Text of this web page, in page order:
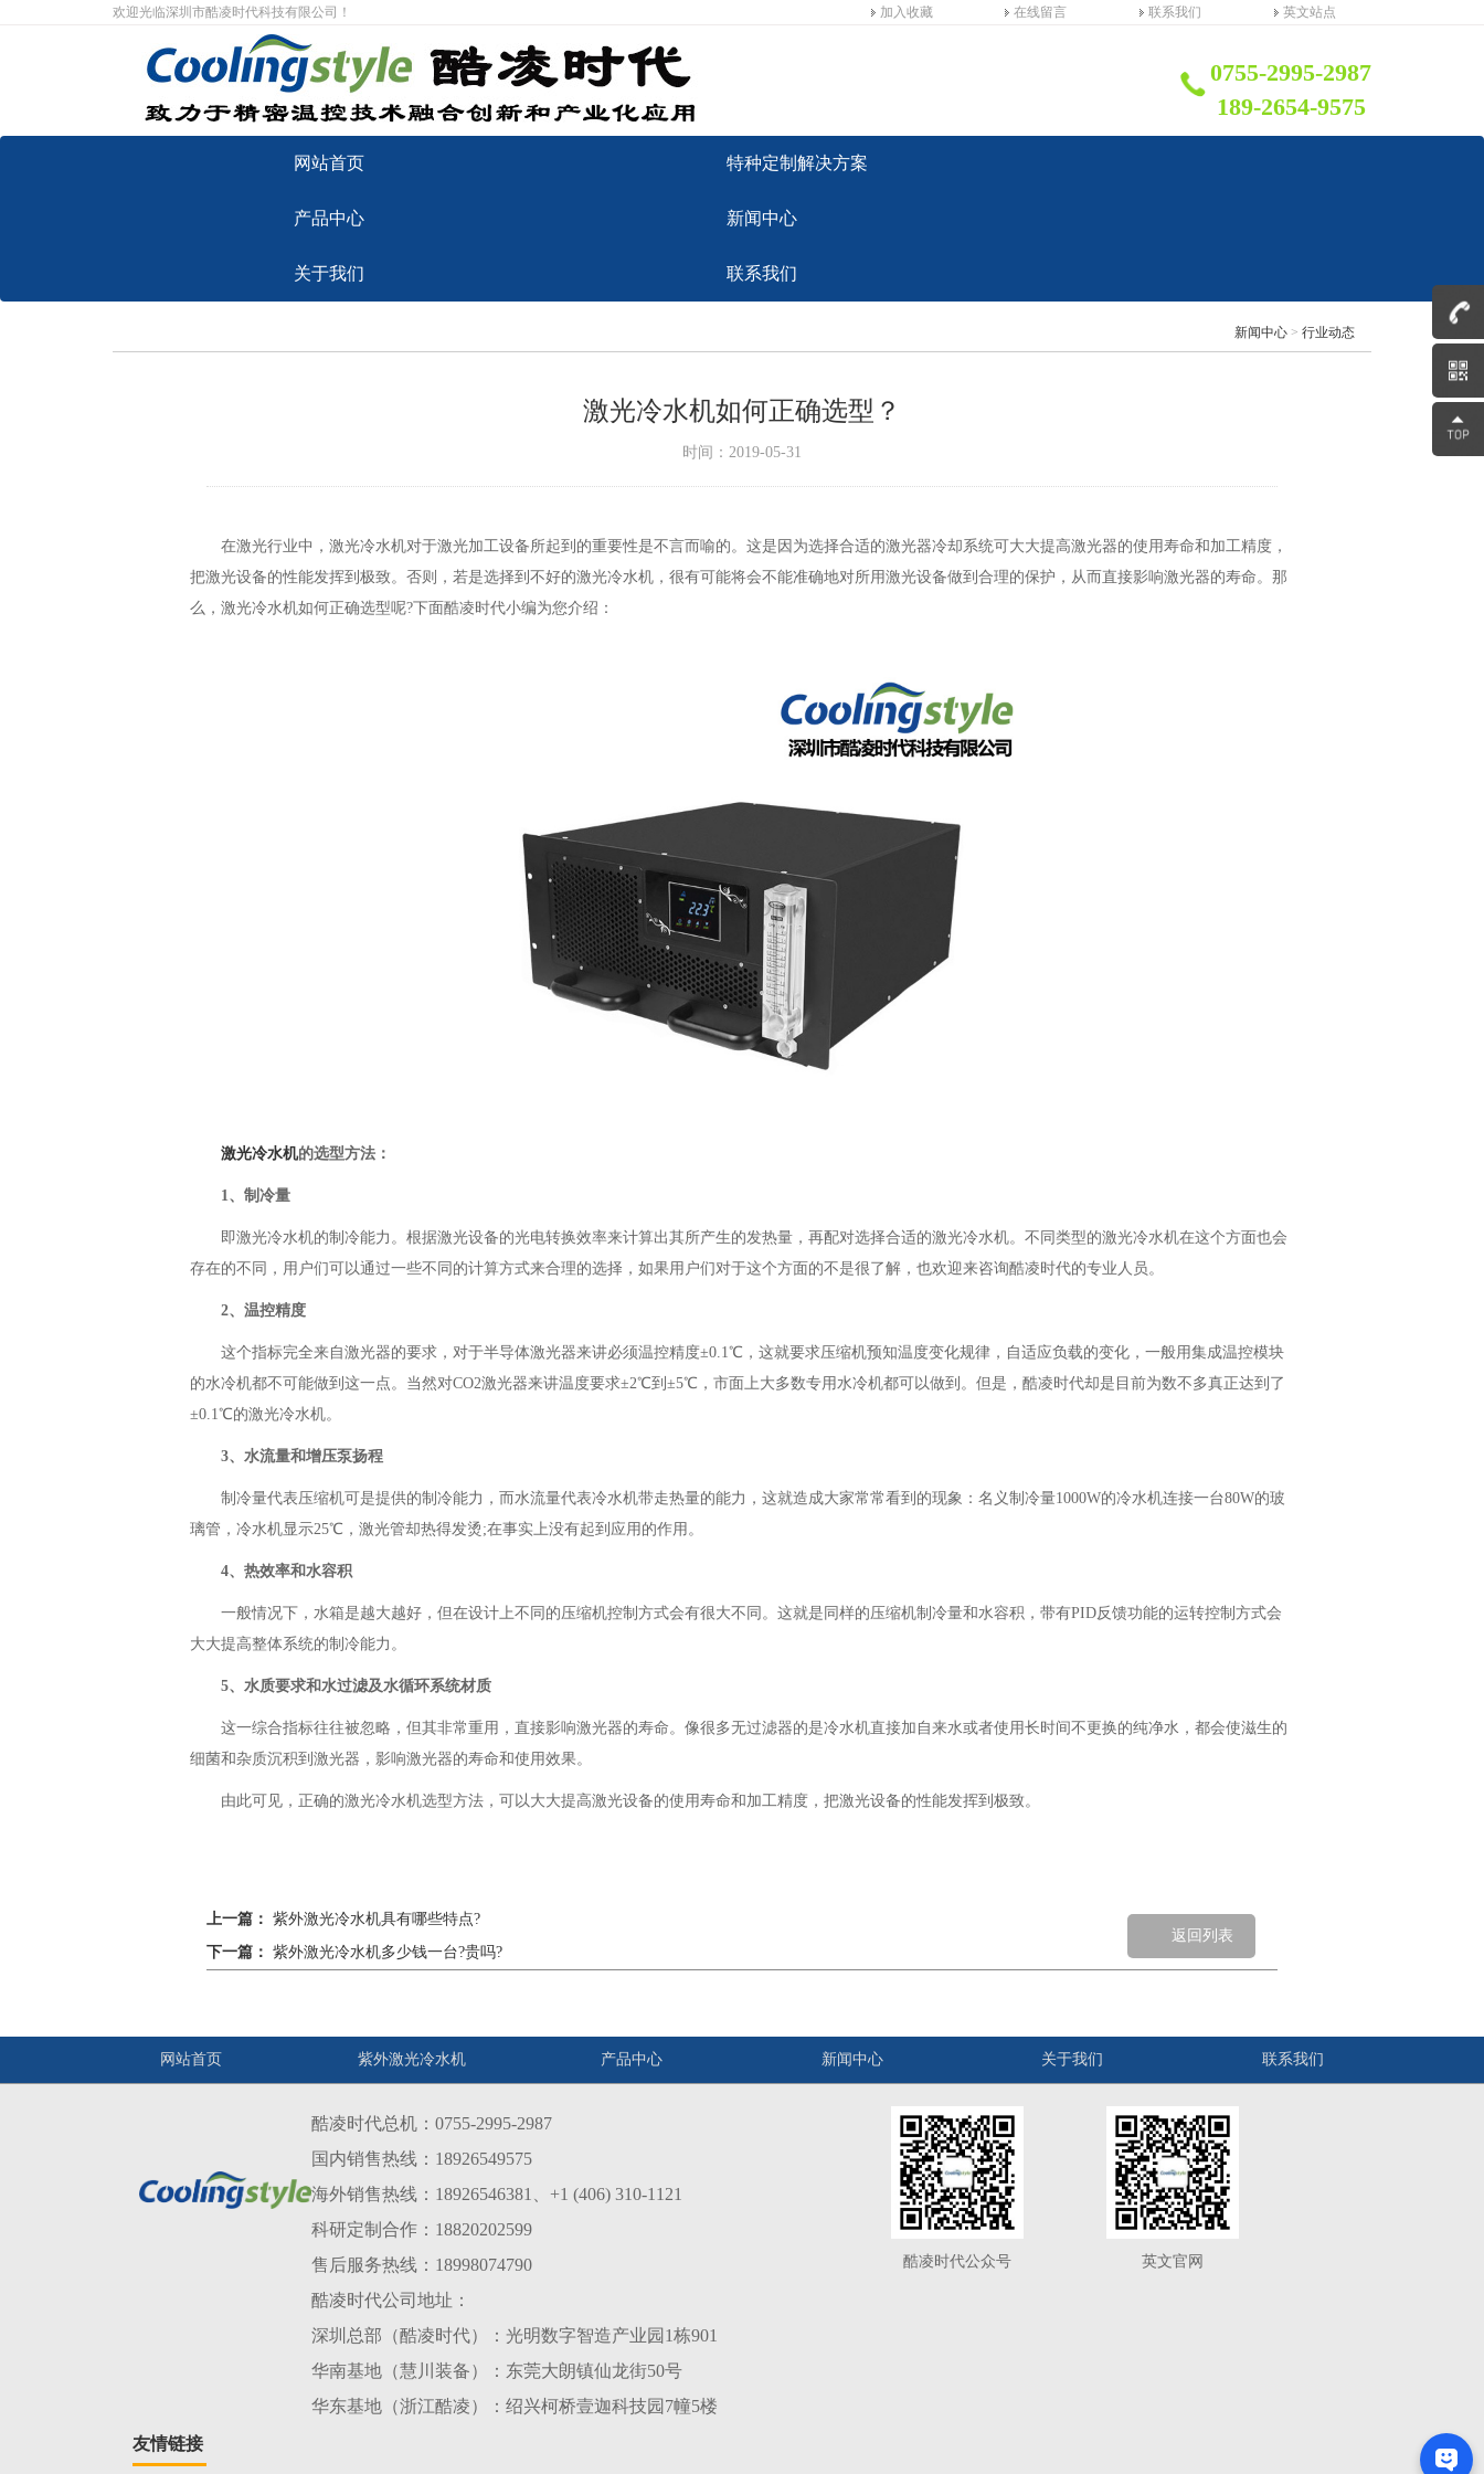
欢迎光临深圳市酷凌时代科技有限公司！ 加入收藏 在线留言 联系我们 英文站点
0755-2995-2987
189-2654-9575
网站首页 特种定制解决方案
产品中心 新闻中心
关于我们 联系我们
新闻中心 > 行业动态
激光冷水机如何正确选型？
时间：2019-05-31
在激光行业中，激光冷水机对于激光加工设备所起到的重要性是不言而喻的。这是因为选择合适的激光器冷却系统可大大提高激光器的使用寿命和加工精度，
把激光设备的性能发挥到极致。否则，若是选择到不好的激光冷水机，很有可能将会不能准确地对所用激光设备做到合理的保护，从而直接影响激光器的寿命。那
么，激光冷水机如何正确选型呢?下面酷凌时代小编为您介绍：
激光冷水机的选型方法：
1、制冷量
即激光冷水机的制冷能力。根据激光设备的光电转换效率来计算出其所产生的发热量，再配对选择合适的激光冷水机。不同类型的激光冷水机在这个方面也会
存在的不同，用户们可以通过一些不同的计算方式来合理的选择，如果用户们对于这个方面的不是很了解，也欢迎来咨询酷凌时代的专业人员。
2、温控精度
这个指标完全来自激光器的要求，对于半导体激光器来讲必须温控精度±0.1℃，这就要求压缩机预知温度变化规律，自适应负载的变化，一般用集成温控模块
的水冷机都不可能做到这一点。当然对CO2激光器来讲温度要求±2℃到±5℃，市面上大多数专用水冷机都可以做到。但是，酷凌时代却是目前为数不多真正达到了
±0.1℃的激光冷水机。
3、水流量和增压泵扬程
制冷量代表压缩机可是提供的制冷能力，而水流量代表冷水机带走热量的能力，这就造成大家常常看到的现象：名义制冷量1000W的冷水机连接一台80W的玻
璃管，冷水机显示25℃，激光管却热得发烫;在事实上没有起到应用的作用。
4、热效率和水容积
一般情况下，水箱是越大越好，但在设计上不同的压缩机控制方式会有很大不同。这就是同样的压缩机制冷量和水容积，带有PID反馈功能的运转控制方式会
大大提高整体系统的制冷能力。
5、水质要求和水过滤及水循环系统材质
这一综合指标往往被忽略，但其非常重用，直接影响激光器的寿命。像很多无过滤器的是冷水机直接加自来水或者使用长时间不更换的纯净水，都会使滋生的
细菌和杂质沉积到激光器，影响激光器的寿命和使用效果。
由此可见，正确的激光冷水机选型方法，可以大大提高激光设备的使用寿命和加工精度，把激光设备的性能发挥到极致。
上一篇： 紫外激光冷水机具有哪些特点?
下一篇： 紫外激光冷水机多少钱一台?贵吗?
返回列表
网站首页 紫外激光冷水机 产品中心 新闻中心 关于我们 联系我们
酷凌时代总机：0755-2995-2987
国内销售热线：18926549575
海外销售热线：18926546381、+1 (406) 310-1121
科研定制合作：18820202599
售后服务热线：18998074790
酷凌时代公司地址：
深圳总部（酷凌时代）：光明数字智造产业园1栋901
华南基地（慧川装备）：东莞大朗镇仙龙街50号
华东基地（浙江酷凌）：绍兴柯桥壹迦科技园7幢5楼
酷凌时代公众号 英文官网
友情链接